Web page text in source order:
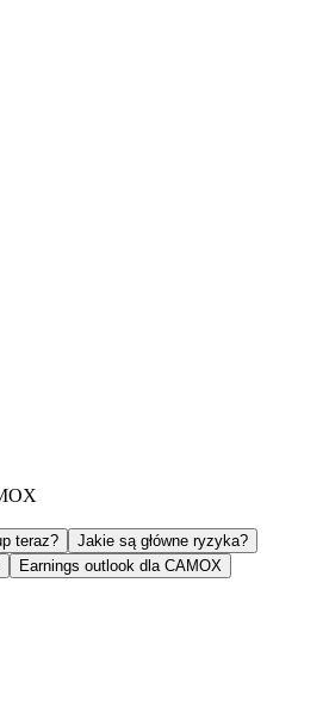
teraz?
Jakie są główne ryzyka?
Earnings outlook dla CAMOX